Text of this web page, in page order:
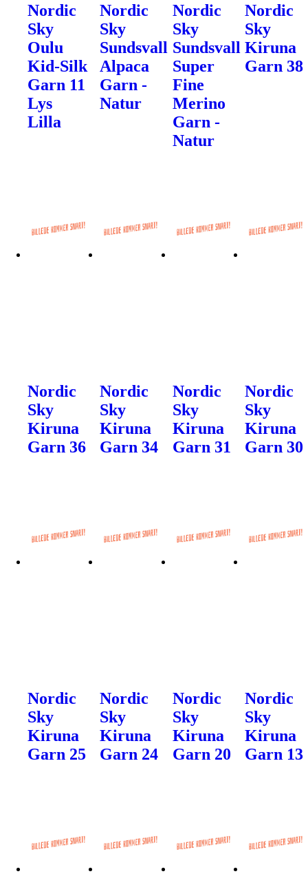
Nordic
Sky
Oulu
Kid-Silk
Garn 11
Lys
Lilla
Nordic
Sky
Sundsvall
Alpaca
Garn -
Natur
Nordic
Sky
Sundsvall
Super
Fine
Merino
Garn -
Natur
Nordic
Sky
Kiruna
Garn 38
Nordic
Sky
Kiruna
Garn 36
Nordic
Sky
Kiruna
Garn 34
Nordic
Sky
Kiruna
Garn 31
Nordic
Sky
Kiruna
Garn 30
Nordic
Sky
Kiruna
Garn 25
Nordic
Sky
Kiruna
Garn 24
Nordic
Sky
Kiruna
Garn 20
Nordic
Sky
Kiruna
Garn 13